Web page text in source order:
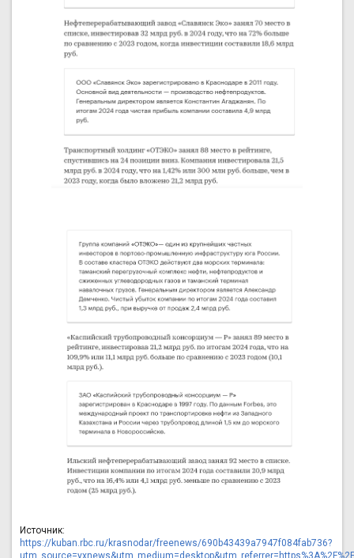
Источник:
https://kuban.rbc.ru/krasnodar/freenews/690b43439a7947f084fab736?